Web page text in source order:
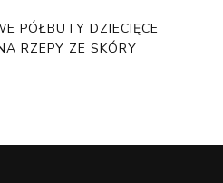
PÓŁBUTY DZIECIĘCE
RZEPY ZE SKÓRY